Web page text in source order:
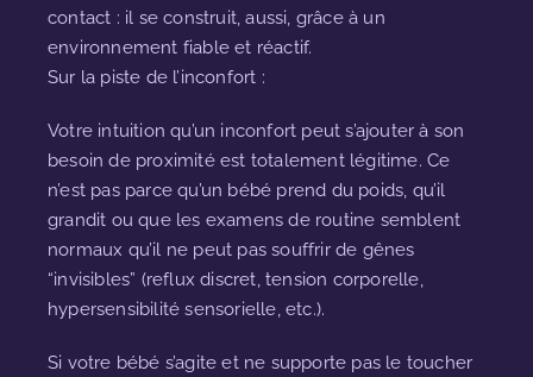
contact : il se construit, aussi, grâce à un
environnement fiable et réactif.
Sur la piste de l’inconfort :
Votre intuition qu’un inconfort peut s’ajouter à son
besoin de proximité est totalement légitime. Ce
n’est pas parce qu’un bébé prend du poids, qu’il
grandit ou que les examens de routine semblent
normaux qu’il ne peut pas souffrir de gênes
“invisibles” (reflux discret, tension corporelle,
hypersensibilité sensorielle, etc.).
Si votre bébé s’agite et ne supporte pas le toucher